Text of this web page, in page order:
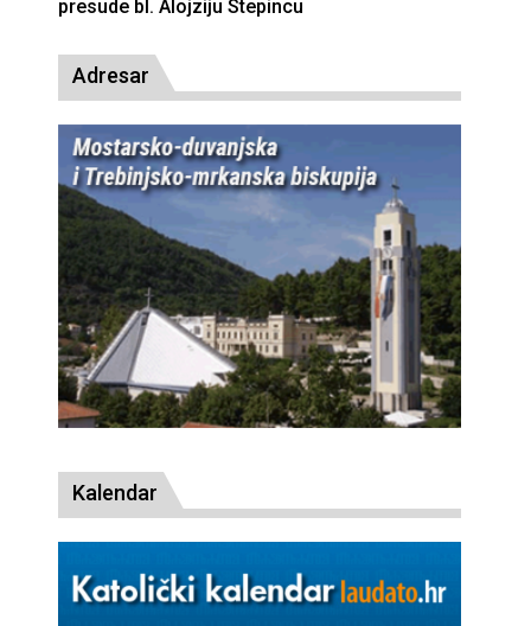
presude bl. Alojziju Stepincu
Adresar
Kalendar